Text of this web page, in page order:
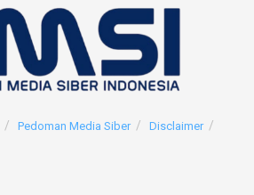
Pedoman Media Siber
Disclaimer